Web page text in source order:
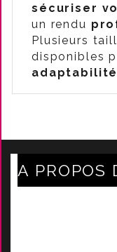
sécuriser
un rendu
Plusieurs
disponibles
A PROPOS